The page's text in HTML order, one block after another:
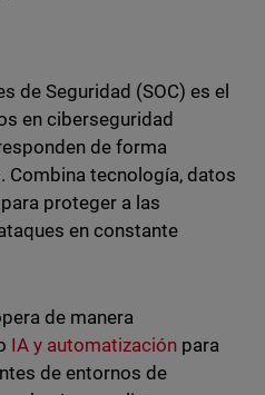
de Seguridad (SOC) es el
en ciberseguridad
de forma
Combina tecnología, datos
proteger a las
en constante
de manera
IA y automatización para
de entornos de